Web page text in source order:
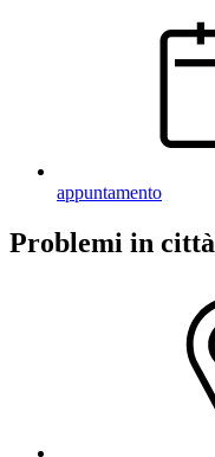
appuntamento
Problemi in città